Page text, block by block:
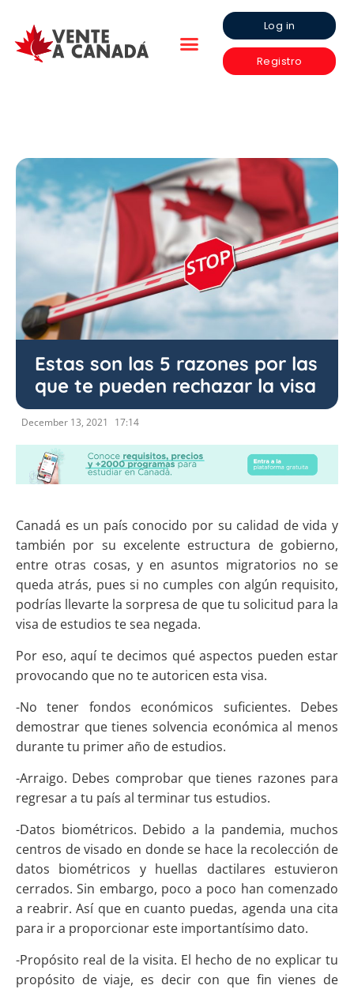
Log in
Registro
Estas son las 5 razones por las
que te pueden rechazar la visa
December 13, 2021 17:14
Canadá es un país conocido por su calidad de vida y
también por su excelente estructura de gobierno,
entre otras cosas, y en asuntos migratorios no se
queda atrás, pues si no cumples con algún requisito,
podrías llevarte la sorpresa de que tu solicitud para la
visa de estudios te sea negada.
Por eso, aquí te decimos qué aspectos pueden estar
provocando que no te autoricen esta visa.
-No tener fondos económicos suficientes. Debes
demostrar que tienes solvencia económica al menos
durante tu primer año de estudios.
-Arraigo. Debes comprobar que tienes razones para
regresar a tu país al terminar tus estudios.
-Datos biométricos. Debido a la pandemia, muchos
centros de visado en donde se hace la recolección de
datos biométricos y huellas dactilares estuvieron
cerrados. Sin embargo, poco a poco han comenzado
a reabrir. Así que en cuanto puedas, agenda una cita
para ir a proporcionar este importantísimo dato.
-Propósito real de la visita. El hecho de no explicar tu
propósito de viaje, es decir con que fin vienes de